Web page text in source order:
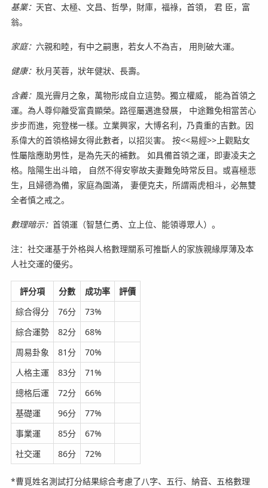
基業： 天官、太極、文昌、哲學，財庫，福祿，首領， 君 臣，富
翁。
家庭： 六親和睦，有中之嗣惠，若女人不為吉， 用則破大運。
健康： 秋月芙蓉，狀年健狀、長壽。
含義： 風光霽月之象，萬物形成自立這勢。獨立權威， 能為首領之
運。為人尊仰離受富貴顯榮。路徑屬邁進發展， 中途難免相當苦心
步步而進，宛登梯一樣。立業興家，大博名利，乃貴重的吉數。因
系偉大的首領格婦女得此數者，以招災害。 按<<易經>>上觀點女
性屬陰應助男性，是為先天的補數。 如具備首領之運，即妻凌夫之
格。陰陽生出斗暗， 自然不得安寧故夫妻難免時常反目。或喜極悲
生，且婦德為備，家庭為園滿， 妻便克夫，所謂兩虎相斗，必無雙
全者慎之戒之。
數理暗示： 首領運（智慧仁勇、立上位、能領導眾人）。
注：社交運基于外格與人格數理關系可推斷人的家族親緣厚薄及本
人社交運的優劣。
評分項 分數 成功率
評價
綜合得分
76分
73%
綜合運勢
82分
68%
周易卦象
81分
70%
人格主運
83分
71%
總格后運
72分
66%
基礎運
96分
77%
事業運
85分
67%
社交運
86分 72%
*曹覓姓名測試打分結果綜合考慮了八字、五行、納音、五格數理